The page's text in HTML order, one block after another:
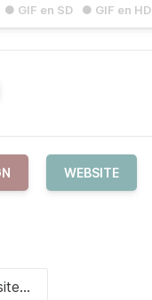
● GIF en SD ● GIF en HD
WEBSITE